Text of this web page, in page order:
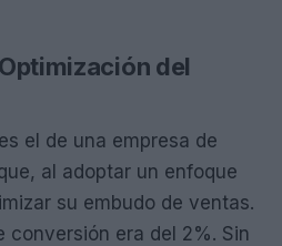
del
el de una empresa de
al adoptar un enfoque
su embudo de ventas.
conversión era del 2%. Sin